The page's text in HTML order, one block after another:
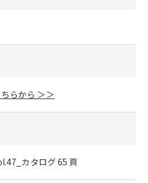
らから ＞＞
カタログ 65 頁